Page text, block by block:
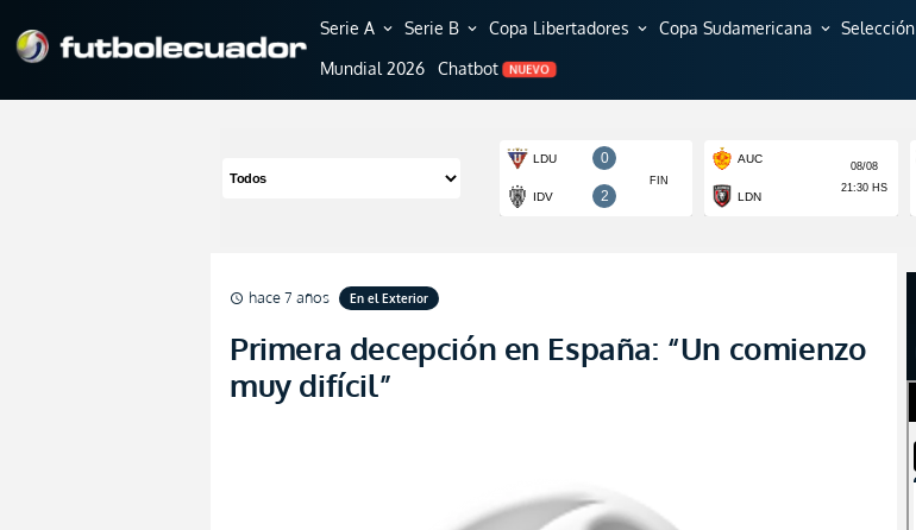
Serie A expand_more Serie B expand_more Copa Libertadores expand_more Copa Sudamericana expand_more Selección
Mundial 2026 Chatbot NUEVO
schedule hace 7 años En el Exterior
Primera decepción en España: “Un comienzo
muy difícil”